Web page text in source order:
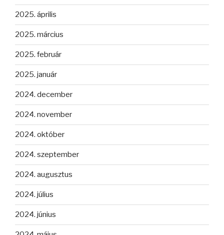
2025. április
2025. március
2025. február
2025. január
2024. december
2024. november
2024. október
2024. szeptember
2024. augusztus
2024. július
2024. június